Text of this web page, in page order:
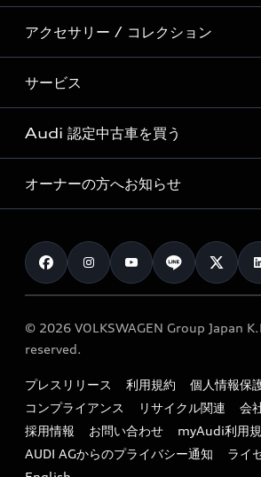
Audi Sport
Formula 1®
デジタルサービス
新車在庫検索
試乗車・展示車検索
見積り依頼
試乗予約
モデル一覧
特別仕様モデル / 限定モデル
e-tronラインアップ
価格シミュレーション
車両比較
カタログ一覧
アクセサリー / コレクション
純正アクセサリー
オンラインショップ
Audi collection
アウディナビアプリ
サービス
サービス入庫予約
サービスプログラム
メンテナンス
車検 / 定期点検
e-tronアフターサポート
myAudi
Audi 認定中古車を買う
Audi認定中古車
クオリティ
保証
メンテナンス
ファイナンス
キャンペーン / イベント
買取査定
オーナーの方へお知らせ
お知らせ
オーナー様向けキャンペーン
特定整備適用車一覧
リサイクル法
よくある質問（FAQ）
© 2026 VOLKSWAGEN Group Japan
reserved.
プレスリリース 利用規約
個人情報保
コンプライアンス
リサイクル関連
会
採用情報
お問い合わせ
myAudi利用
AUDI AGからのプライバシー通知
ライ